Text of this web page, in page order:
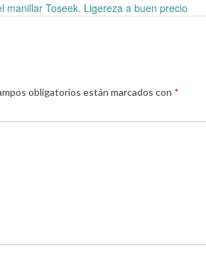
manillar Toseek. Ligereza a buen precio
obligatorios están marcados con *